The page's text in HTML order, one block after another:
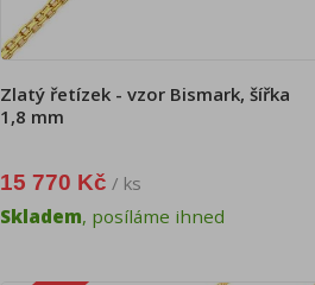
Zlatý řetízek - vzor Bismark, šířka
1,8 mm
15 770 Kč / ks
Skladem, posíláme ihned